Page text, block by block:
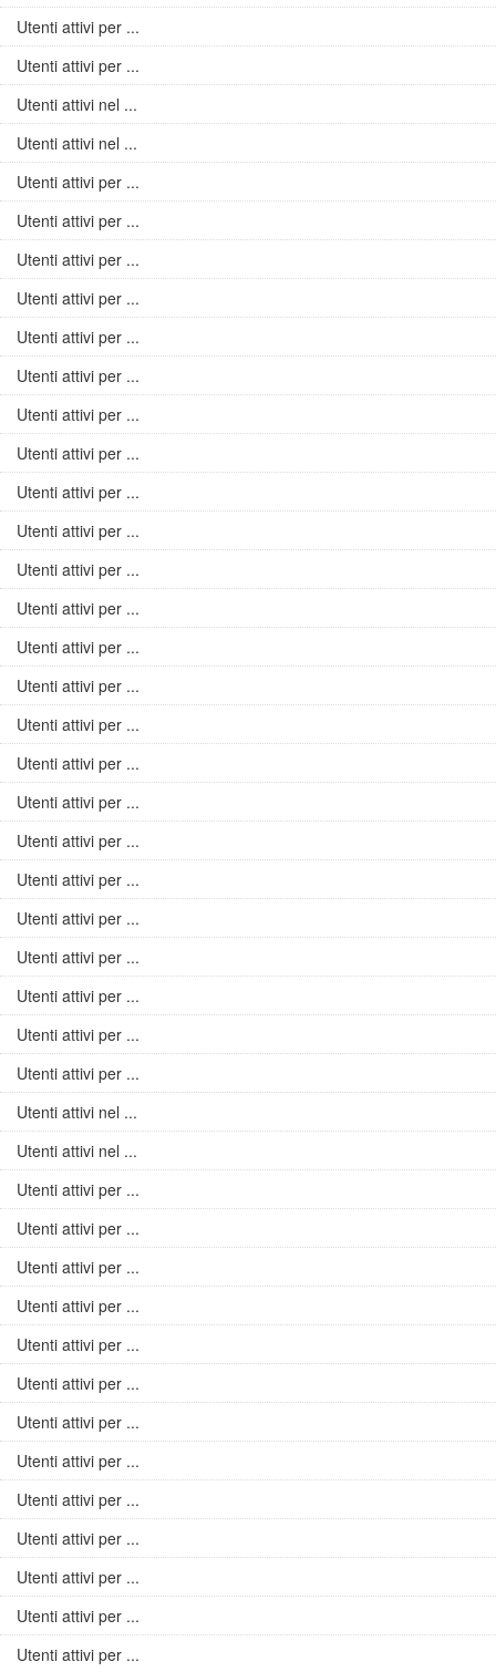
Utenti attivi per ...
Utenti attivi per ...
Utenti attivi nel ...
Utenti attivi nel ...
Utenti attivi per ...
Utenti attivi per ...
Utenti attivi per ...
Utenti attivi per ...
Utenti attivi per ...
Utenti attivi per ...
Utenti attivi per ...
Utenti attivi per ...
Utenti attivi per ...
Utenti attivi per ...
Utenti attivi per ...
Utenti attivi per ...
Utenti attivi per ...
Utenti attivi per ...
Utenti attivi per ...
Utenti attivi per ...
Utenti attivi per ...
Utenti attivi per ...
Utenti attivi per ...
Utenti attivi per ...
Utenti attivi per ...
Utenti attivi per ...
Utenti attivi per ...
Utenti attivi per ...
Utenti attivi nel ...
Utenti attivi nel ...
Utenti attivi per ...
Utenti attivi per ...
Utenti attivi per ...
Utenti attivi per ...
Utenti attivi per ...
Utenti attivi per ...
Utenti attivi per ...
Utenti attivi per ...
Utenti attivi per ...
Utenti attivi per ...
Utenti attivi per ...
Utenti attivi per ...
Utenti attivi per ...